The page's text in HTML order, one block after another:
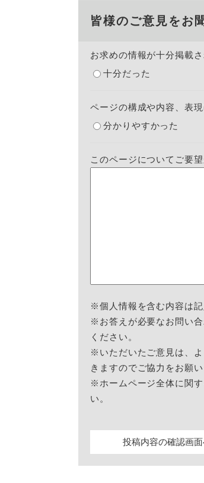
皆様のご意見をお
お求めの情報が十分掲載
十分だった
ページの構成や内容、表
分かりやすかった
このページについてご要
※個人情報を含む内容は記
※お答えが必要なお問い
ください。
※いただいたご意見は、
きますのでご協力をお願い
※ホームページ全体に関す
い。